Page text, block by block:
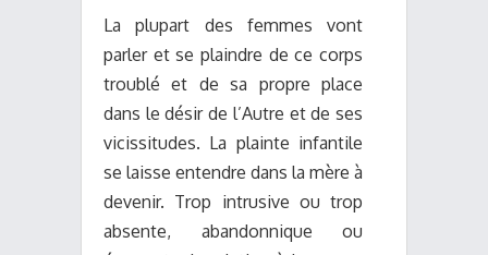
La plupart des femmes vont
parler et se plaindre de ce corps
troublé et de sa propre place
dans le désir de l’Autre et de ses
vicissitudes. La plainte infantile
se laisse entendre dans la mère à
devenir. Trop intrusive ou trop
absente, abandonnique ou